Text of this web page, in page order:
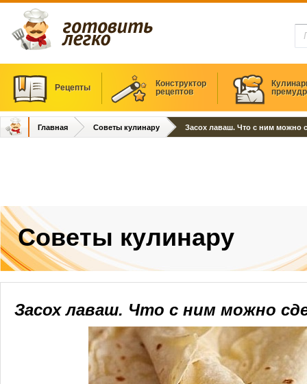
Рецепты
Конструктор
рецептов
Главная Советы кулинару Засох лаваш. Что с ним можно
Советы кулинару
Засох лаваш. Что с ним можно